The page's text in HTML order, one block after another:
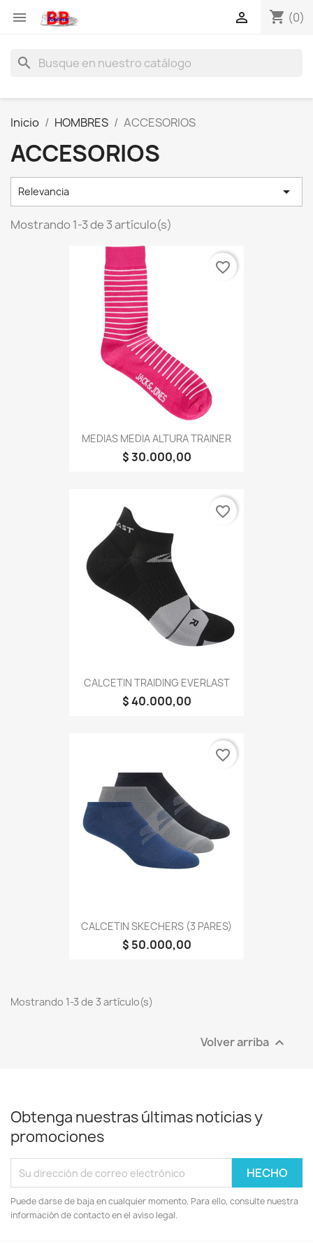
 shopping_cart (0)

search
Inicio HOMBRES ACCESORIOS
ACCESORIOS
Relevancia 
Mostrando 1-3 de 3 artículo(s)
MEDIAS MEDIA ALTURA TRAINER
$ 30.000,00
favorite_border
CALCETIN TRAIDING EVERLAST
$ 40.000,00
favorite_border
CALCETIN SKECHERS (3 PARES)
$ 50.000,00
favorite_border
Mostrando 1-3 de 3 artículo(s)
Volver arriba 
Obtenga nuestras últimas noticias y
promociones
Puede darse de baja en cualquier momento. Para ello, consulte nuestra
información de contacto en el aviso legal.